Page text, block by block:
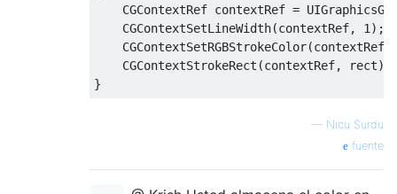
CGContextRef contextRef =
CGContextSetLineWidth(contextRef, 1 );
CGContextSetRGBStrokeColor(contextRef
CGContextStrokeRect (contextRef, rect);
}
— Nicu Surdu
fuente